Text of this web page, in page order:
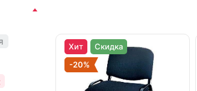
Хит
Скидка
-20%